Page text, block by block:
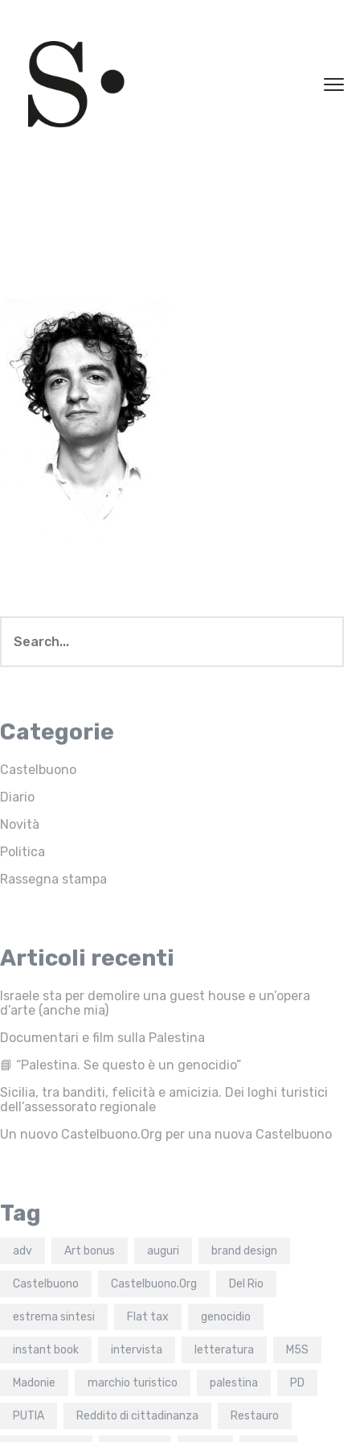
Categorie
Castelbuono
Diario
Novità
Politica
Rassegna stampa
Articoli recenti
Israele sta per demolire una guest house e un’opera
d’arte (anche mia)
Documentari e film sulla Palestina
📘 “Palestina. Se questo è un genocidio”
Sicilia, tra banditi, felicità e amicizia. Dei loghi turistici
dell’assessorato regionale
Un nuovo Castelbuono.Org per una nuova Castelbuono
Tag
adv Art bonus auguri brand design
Castelbuono Castelbuono.Org Del Rio
estrema sintesi Flat tax genocidio
instant book intervista letteratura M5S
Madonie marchio turistico palestina PD
PUTIA Reddito di cittadinanza Restauro